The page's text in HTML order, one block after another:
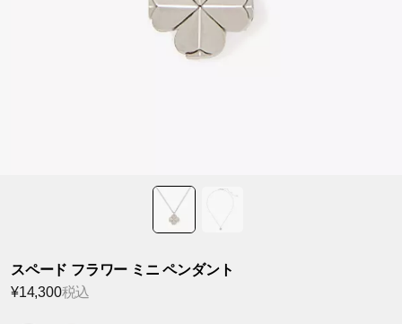
スペード フラワー ミニ ペンダント
¥14,300税込